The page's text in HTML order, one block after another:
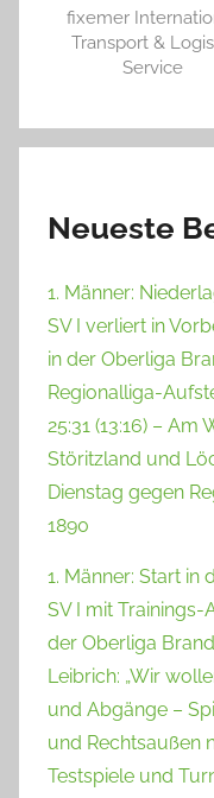
fixemer
Transport &
Service
Neueste
1. Männer:
SV I verliert in
in der Oberliga
Regionalliga-
25:31 (13:16) –
Störitzland und
Dienstag gegen
1890
1. Männer: Start in
SV I mit
der Oberliga
Leibrich: „Wir
und Abgänge –
und Rechtsaußen
Testspiele und